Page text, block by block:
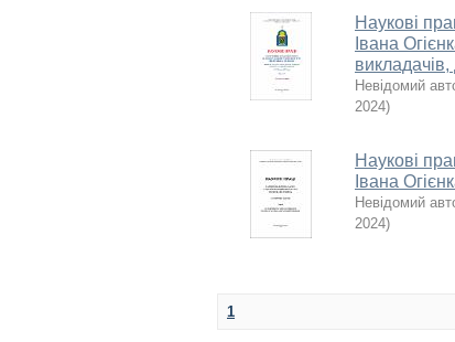
Наукові
Івана
викладачів,
Невідомий
2024)
Наукові
Івана
Невідомий
2024)
1